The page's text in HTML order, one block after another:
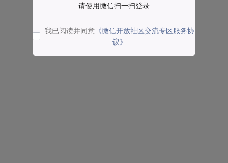
请使用微信扫一扫登录
我已阅读并同意 《微信开放社区交流专区服务协
议》